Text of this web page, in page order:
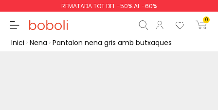
REMATADA TOT DEL -50% AL -60%
0
Inici Nena Pantalon nena gris amb butxaques